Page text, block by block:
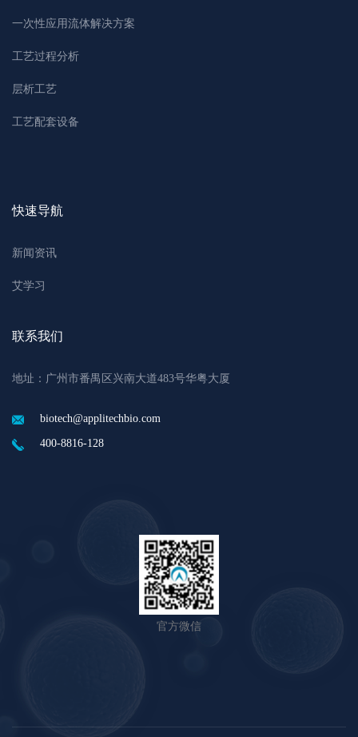
一次性应用流体解决方案
工艺过程分析
层析工艺
工艺配套设备
快速导航
新闻资讯
艾学习
联系我们
地址：广州市番禺区兴南大道483号华粤大厦
biotech@applitechbio.com
400-8816-128
官方微信